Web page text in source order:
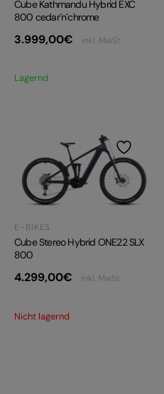
Cube Kathmandu Hybrid EXC
800 cedar´n´chrome
3.999,00€ inkl. MwSt.
Lagernd
E-BIKES
Cube Stereo Hybrid ONE22 SLX
800
4.299,00€ inkl. MwSt.
Nicht lagernd